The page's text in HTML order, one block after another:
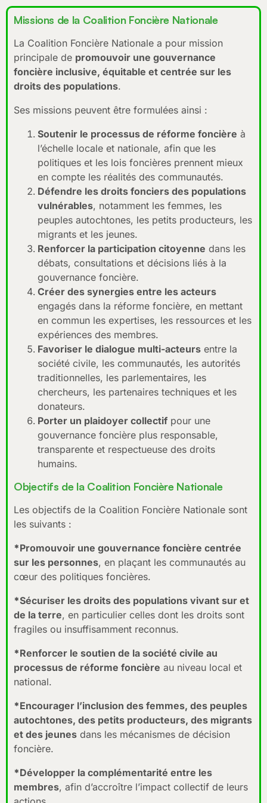
Missions de la Coalition Foncière Nationale
La Coalition Foncière Nationale a pour mission
principale de promouvoir une gouvernance
foncière inclusive, équitable et centrée sur les
droits des populations.
Ses missions peuvent être formulées ainsi :
Soutenir le processus de réforme foncière à
l’échelle locale et nationale, afin que les
politiques et les lois foncières prennent mieux
en compte les réalités des communautés.
Défendre les droits fonciers des populations
vulnérables, notamment les femmes, les
peuples autochtones, les petits producteurs, les
migrants et les jeunes.
Renforcer la participation citoyenne dans les
débats, consultations et décisions liés à la
gouvernance foncière.
Créer des synergies entre les acteurs
engagés dans la réforme foncière, en mettant
en commun les expertises, les ressources et les
expériences des membres.
Favoriser le dialogue multi-acteurs entre la
société civile, les communautés, les autorités
traditionnelles, les parlementaires, les
chercheurs, les partenaires techniques et les
donateurs.
Porter un plaidoyer collectif pour une
gouvernance foncière plus responsable,
transparente et respectueuse des droits
humains.
Objectifs de la Coalition Foncière Nationale
Les objectifs de la Coalition Foncière Nationale sont
les suivants :
*Promouvoir une gouvernance foncière centrée
sur les personnes, en plaçant les communautés au
cœur des politiques foncières.
*Sécuriser les droits des populations vivant sur et
de la terre, en particulier celles dont les droits sont
fragiles ou insuffisamment reconnus.
*Renforcer le soutien de la société civile au
processus de réforme foncière au niveau local et
national.
*Encourager l’inclusion des femmes, des peuples
autochtones, des petits producteurs, des migrants
et des jeunes dans les mécanismes de décision
foncière.
*Développer la complémentarité entre les
membres, afin d’accroître l’impact collectif de leurs